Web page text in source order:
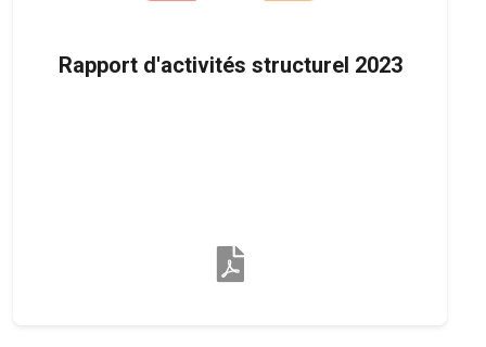
Rapport d'activités structurel 2023